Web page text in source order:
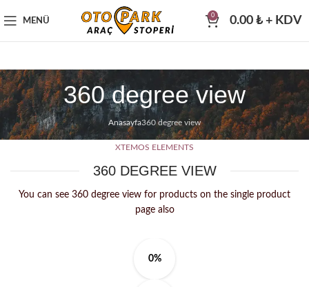
MENÜ
0 0.00 ₺+ KDV
360 degree view
Anasayfa360 degree view
XTEMOS ELEMENTS
360 DEGREE VIEW
You can see 360 degree view for products on the single product
page also
0%